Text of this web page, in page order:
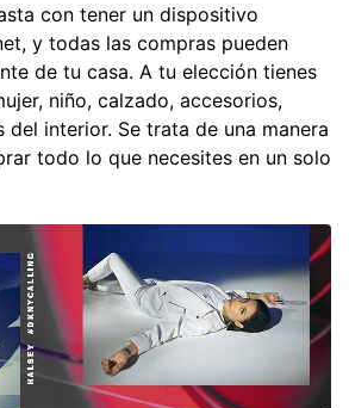
con tener un dispositivo
y todas las compras pueden
de tu casa. A tu elección tienes
niño, calzado, accesorios,
interior. Se trata de una manera
todo lo que necesites en un solo